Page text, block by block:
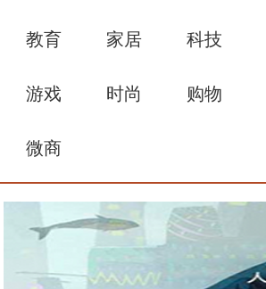
教育 家居 科技
游戏 时尚 购物
微商